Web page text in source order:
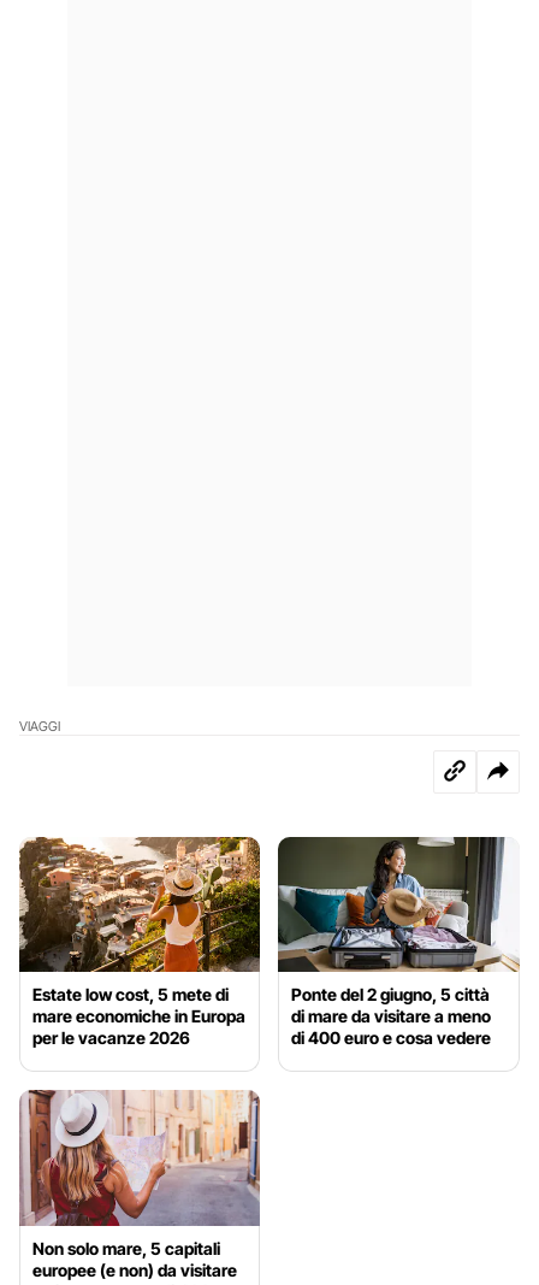
VIAGGI
Estate low cost, 5 mete di
mare economiche in Europa
per le vacanze 2026
Ponte del 2 giugno, 5 città
di mare da visitare a meno
di 400 euro e cosa vedere
Non solo mare, 5 capitali
europee (e non) da visitare